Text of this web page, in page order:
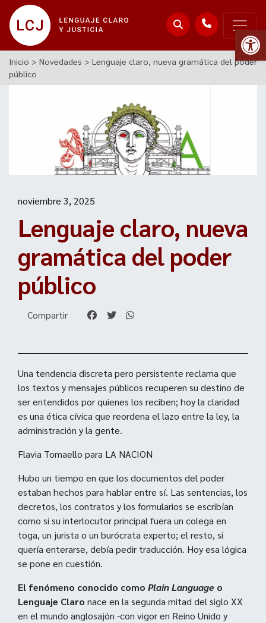
Inicio > Novedades > Lenguaje claro, nueva gramática del poder
público
noviembre 3, 2025
Lenguaje claro, nueva
gramática del poder
público
Compartir
Una tendencia discreta pero persistente reclama que
los textos y mensajes públicos recuperen su destino de
ser entendidos por quienes los reciben; hoy la claridad
es una ética cívica que reordena el lazo entre la ley, la
administración y la gente.
Flavia Tomaello para LA NACION
Hubo un tiempo en que los documentos del poder
estaban hechos para hablar entre sí. Las sentencias, los
decretos, los contratos y los formularios se escribían
como si su interlocutor principal fuera un colega en
toga, un jurista o un burócrata experto; el resto, si
quería enterarse, debía pedir traducción. Hoy esa lógica
se pone en cuestión.
El fenómeno conocido como Plain Language o
Lenguaje Claro nace en la segunda mitad del siglo XX
en el mundo anglosajón -con vigor en Reino Unido y